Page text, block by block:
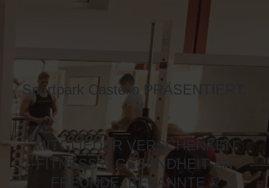
Sportpark Castello PRÄSENTIERT:
MITGLIEDER VERSCHENKEN
FITNESS & GESUNDHEIT AN
FREUNDE, BEKANNTE &